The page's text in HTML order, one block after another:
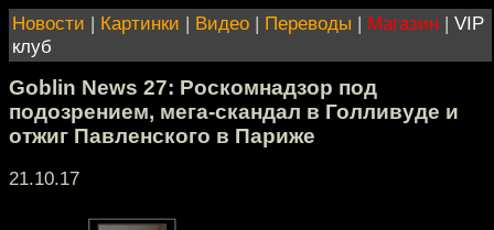
Новости | Картинки | Видео | Переводы | Магазин | VIP
клуб
Goblin News 27: Роскомнадзор под
подозрением, мега-скандал в Голливуде и
отжиг Павленского в Париже
21.10.17